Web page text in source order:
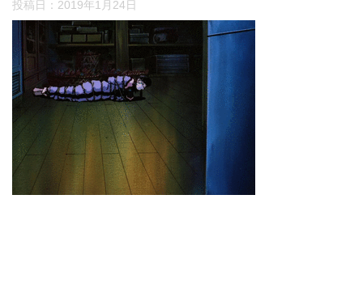
投稿日： 2019年1月24日